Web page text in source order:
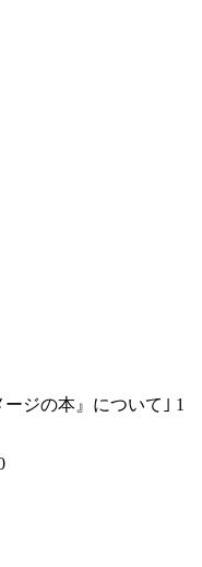
ジの本』について｣ 1